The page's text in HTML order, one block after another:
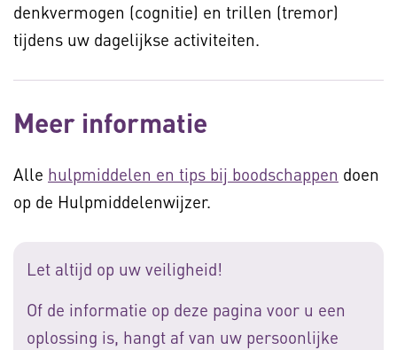
denkvermogen (cognitie) en trillen (tremor)
tijdens uw dagelijkse activiteiten.
Meer informatie
Alle hulpmiddelen en tips bij boodschappen doen
op de Hulpmiddelenwijzer.
Let altijd op uw veiligheid!
Of de informatie op deze pagina voor u een
oplossing is, hangt af van uw persoonlijke